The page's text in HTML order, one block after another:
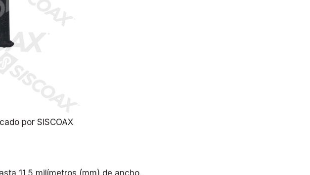
por SISCOAX
11.5 milímetros (mm) de ancho.